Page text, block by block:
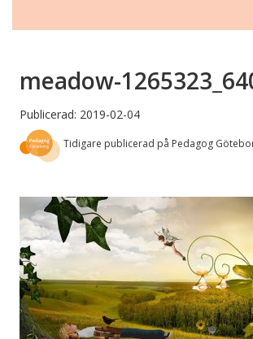
meadow-
Publicerad: 2019-02-04
Tidigare publicerad på Pedagog